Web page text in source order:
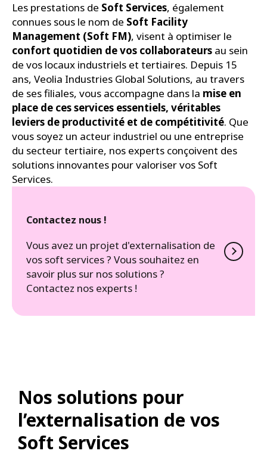
Les prestations de Soft Services, également
connues sous le nom de Soft Facility
Management (Soft FM), visent à optimiser le
confort quotidien de vos collaborateurs au sein
de vos locaux industriels et tertiaires. Depuis 15
ans, Veolia Industries Global Solutions, au travers
de ses filiales, vous accompagne dans la mise en
place de ces services essentiels, véritables
leviers de productivité et de compétitivité. Que
vous soyez un acteur industriel ou une entreprise
du secteur tertiaire, nos experts conçoivent des
solutions innovantes pour valoriser vos Soft
Services.
Contactez nous !
Vous avez un projet d'externalisation de
vos soft services ? Vous souhaitez en
savoir plus sur nos solutions ?
Contactez nos experts !
Nos solutions pour
l’externalisation de vos
Soft Services